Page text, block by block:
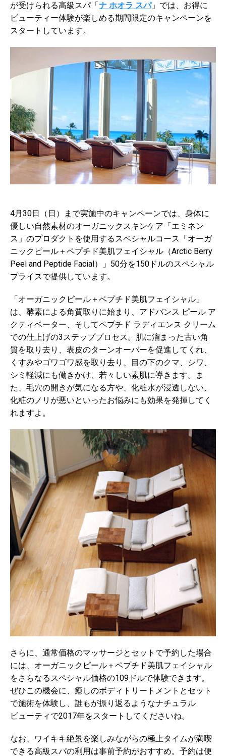
が受けられる高級スパ「ナ ホオラ スパ」 では、お得に
ビューティー体験が楽しめる期間限定のキャンペーンを
スタートしています。
4月30日（日）まで実施中のキャンペーンでは、身体に
優しい自然素材のオーガニックスキンケア「エミネン
ス」のプロダクトを使用するスペシャルコース「オーガ
ニックピール＋ペプチド美肌フェイシャル（Arctic Berry
Peel and Peptide Facial）」50分を150ドルのスペシャル
プライスで提供しています。
「オーガニックピール＋ペプチド美肌フェイシャル」
は、 酵素による角質取りに始まり、アドバンス ピール ア
クティベーター、そしてペプチド ラディエンス クリーム
での仕上げの3ステッププロセス。 肌に溜まった古い角
質を取り去り、表皮のターンオーバーを促進してくれ、
くすみやゴワゴワ感を取り去り、目の下のクマ、シワ、
シミ軽減にも働きかけ、若々しい素肌に導きます。ま
た、毛穴の開きが気になる方や、化粧水が浸透しない、
化粧のノリが悪いといったお悩みにも効果を発揮してく
れますよ。
さらに、通常価格のマッサージとセットで予約した場合
には、オーガニックピール＋ペプチド美肌フェイシャル
をさらなるスペシャル価格の109ドルで体験できます。
ぜひこの機会に、癒しのボディトリートメントとセット
で施術を体験し、誰もが振り返るようなナチュラル
ビューティで2017年をスタートしてくださいね。
なお、ワイキキ絶景を楽しみながらの極上タイムが満喫
できる高級スパの利用は事前予約がおすすめ。予約は便